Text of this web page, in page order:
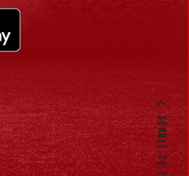
SCROLL TO TOP